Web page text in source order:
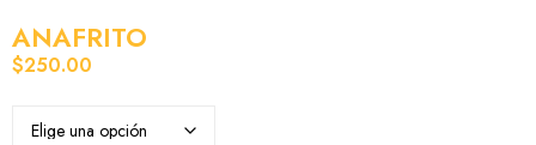
ANAFRITO
$250.00